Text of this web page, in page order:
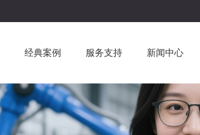
经典案例 服务支持 新闻中心